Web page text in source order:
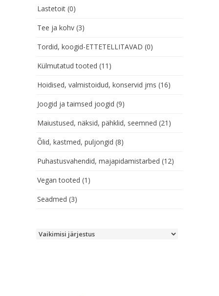
Lastetoit (0)
Tee ja kohv (3)
Tordid, koogid-ETTETELLITAVAD (0)
Külmutatud tooted (11)
Hoidised, valmistoidud, konservid jms (16)
Joogid ja taimsed joogid (9)
Maiustused, näksid, pähklid, seemned (21)
Õlid, kastmed, puljongid (8)
Puhastusvahendid, majapidamistarbed (12)
Vegan tooted (1)
Seadmed (3)